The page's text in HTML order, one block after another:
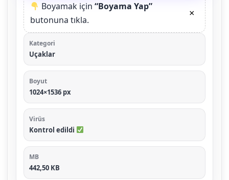
Boyamak için“Boyama Yap”
butonuna tıkla.
×
Kategori
Uçaklar
Boyut
1024×1536 px
Virüs
Kontrol edildi
MB
442,50 KB